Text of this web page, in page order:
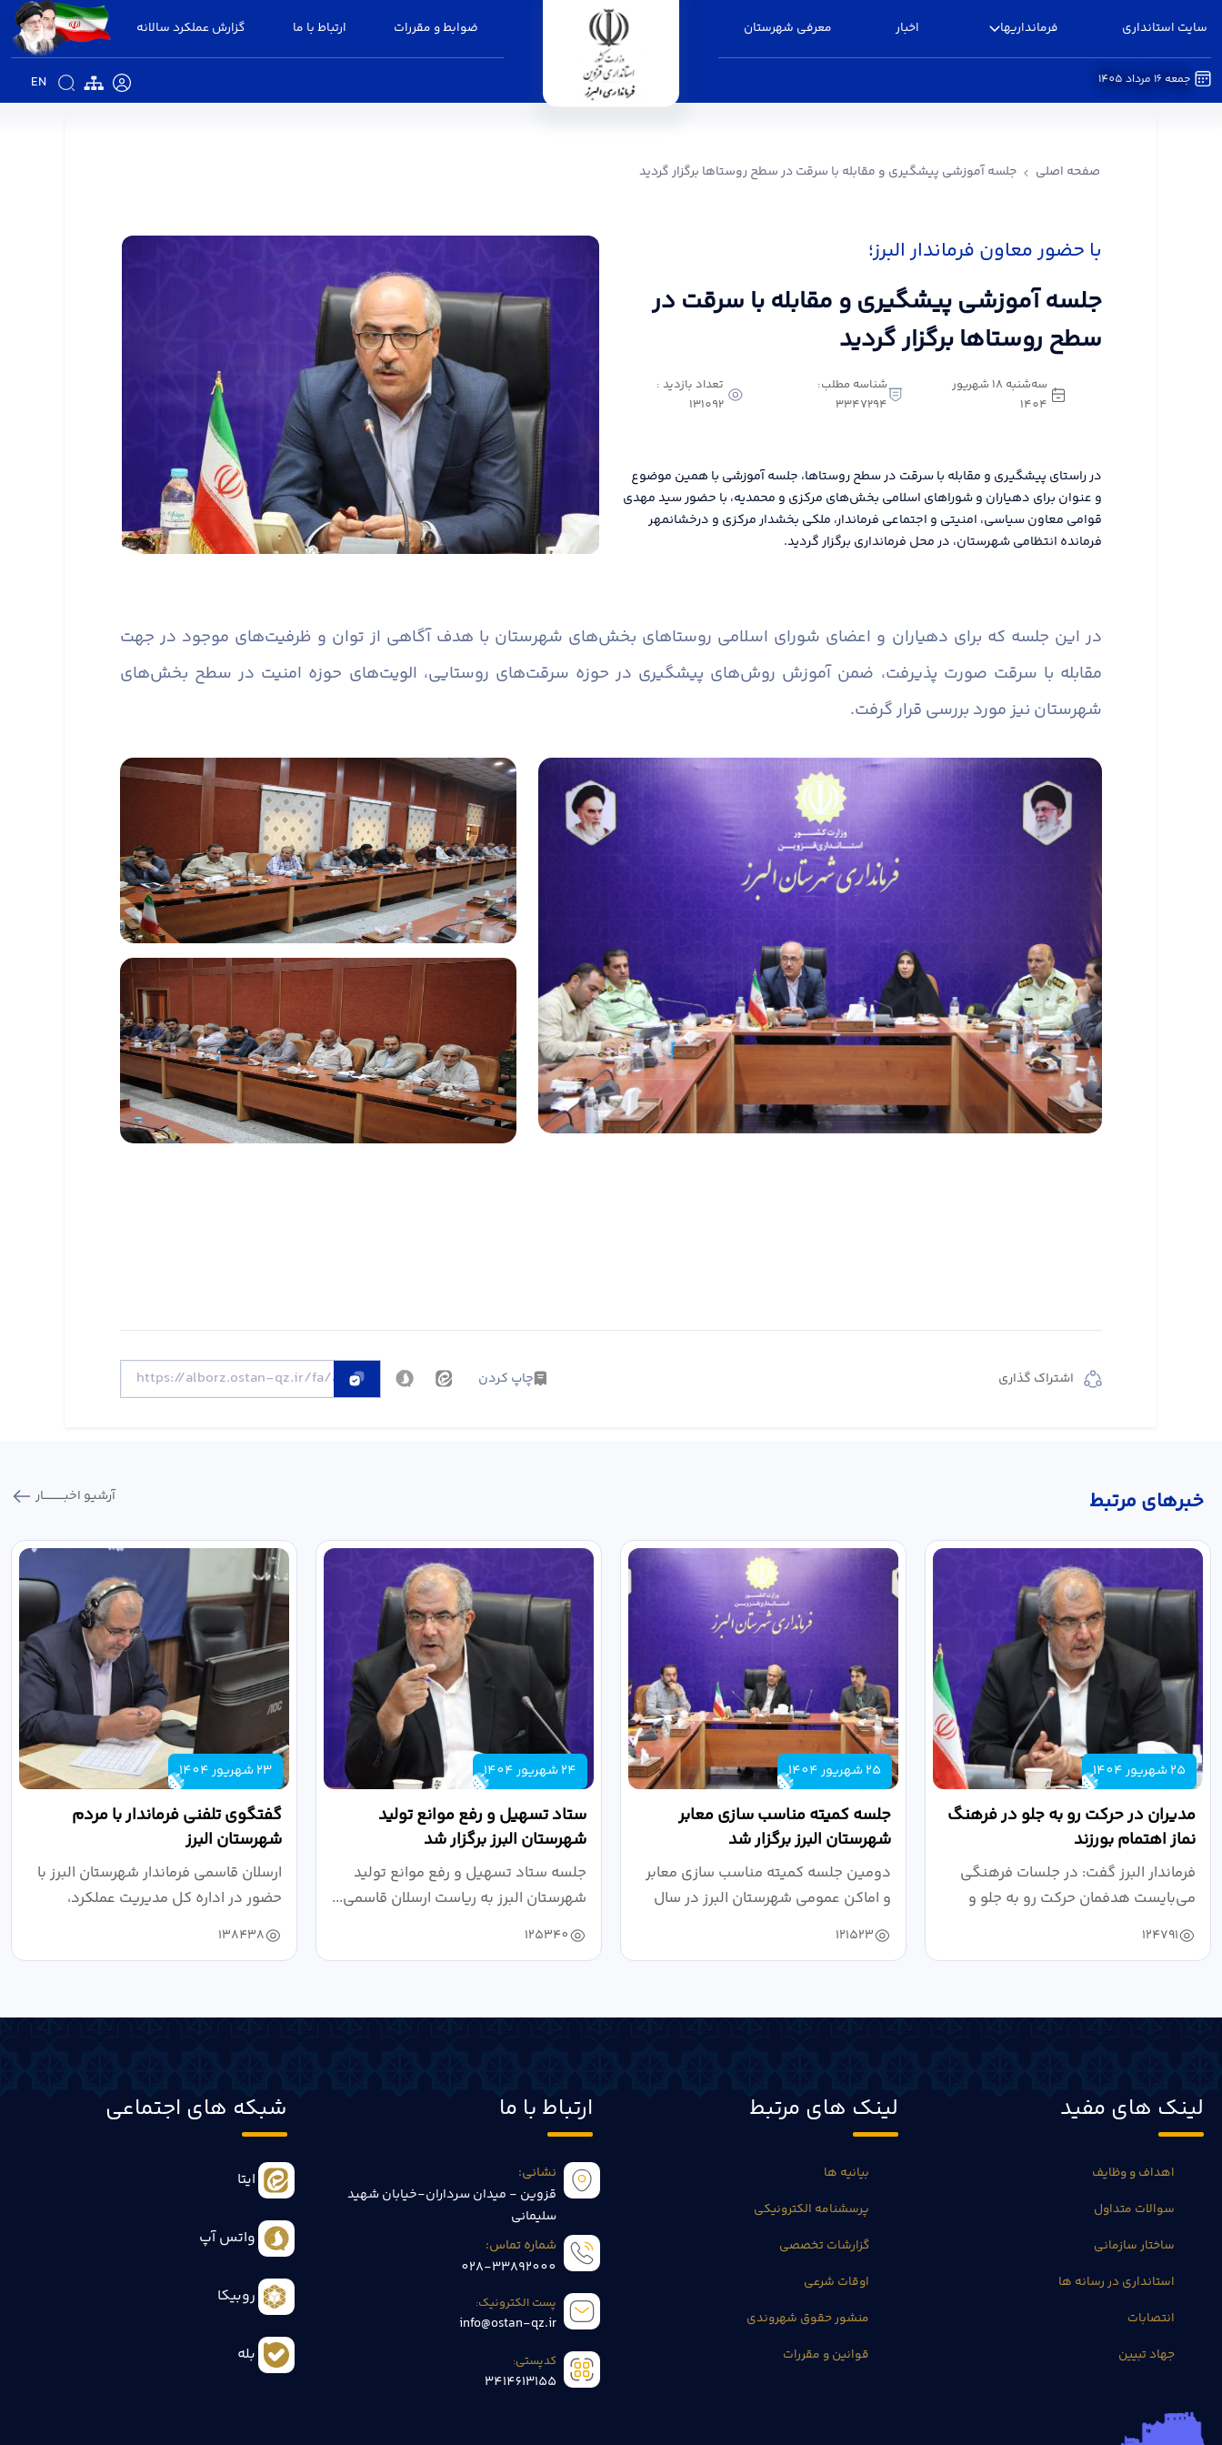
سایت استانداری فرمانداریها اخبار معرفی شهرستان ضوابط و مقررات ارتباط با ما گزارش عملکرد سالانه
EN جمعه 16 مرداد 1405
صفحه اصلی جلسه آموزشی پیشگیری و مقابله با سرقت در سطح روستاها برگزار گردید
با حضور معاون فرماندار البرز؛
جلسه آموزشی پیشگیری و مقابله با سرقت در
سطح روستاها برگزار گردید
سه‌شنبه 18 شهریور
1404
شناسه مطلب:
3347294
تعداد بازدید :
131092
در راستای پیشگیری و مقابله با سرقت در سطح روستاها، جلسه آموزشی با همین موضوع
و عنوان برای دهیاران و شوراهای اسلامی بخش‌های مرکزی و محمدیه، با حضور سید مهدی
قوامی معاون سیاسی، امنیتی و اجتماعی فرماندار، ملکی بخشدار مرکزی و درخشانمهر
فرمانده انتظامی شهرستان، در محل فرمانداری برگزار گردید.
در این جلسه که برای دهیاران و اعضای شورای اسلامی روستاهای بخش‌های شهرستان با هدف آگاهی از توان و ظرفیت‌های موجود در جهت
مقابله با سرقت صورت پذیرفت، ضمن آموزش روش‌های پیشگیری در حوزه سرقت‌های روستایی، الویت‌های حوزه امنیت در سطح بخش‌های
شهرستان نیز مورد بررسی قرار گرفت.
اشتراک گذاری چاپ کردن
خبر‌های مرتبط آرشیو اخبـــــــــــار
25 شهریور 1404
مدیران در حرکت رو به جلو در فرهنگ
نماز اهتمام بورزند
فرماندار البرز گفت: در جلسات فرهنگی
می‌بایست هدفمان حرکت رو به جلو و
دستیابی...
124791
25 شهریور 1404
جلسه کمیته مناسب سازی معابر
شهرستان البرز برگزار شد
دومین جلسه کمیته مناسب سازی معابر
و اماکن عمومی شهرستان البرز در سال
۱۴۰۴ به...
121523
24 شهریور 1404
ستاد تسهیل و رفع موانع تولید
شهرستان البرز برگزار شد
جلسه ستاد تسهیل و رفع موانع تولید
شهرستان البرز به ریاست ارسلان قاسمی...
125340
23 شهریور 1404
گفتگوی تلفنی فرماندار با مردم
شهرستان البرز
ارسلان قاسمی فرماندار شهرستان البرز با
حضور در اداره کل مدیریت عملکرد،
بازرسی...
138438
لینک های مفید
اهداف و وظایف
سوالات متداول
ساختار سازمانی
استانداری در رسانه ها
انتصابات
جهاد تبیین
لینک های مرتبط
بیانیه ها
پرسشنامه الکترونیکی
گزارشات تخصصی
اوقات شرعی
منشور حقوق شهروندی
قوانین و مقررات
ارتباط با ما
نشانی:
قزوین - میدان سرداران-خیابان شهید
سلیمانی
شماره تماس:
028-33892000
پست الکترونیک:
info@ostan-qz.ir
کدپستی:
3414613155
شبکه های اجتماعی
ایتا
واتس آپ
روبیکا
بله